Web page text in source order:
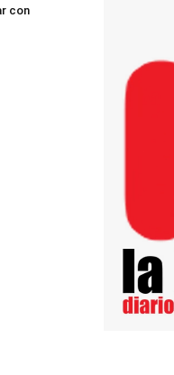
con